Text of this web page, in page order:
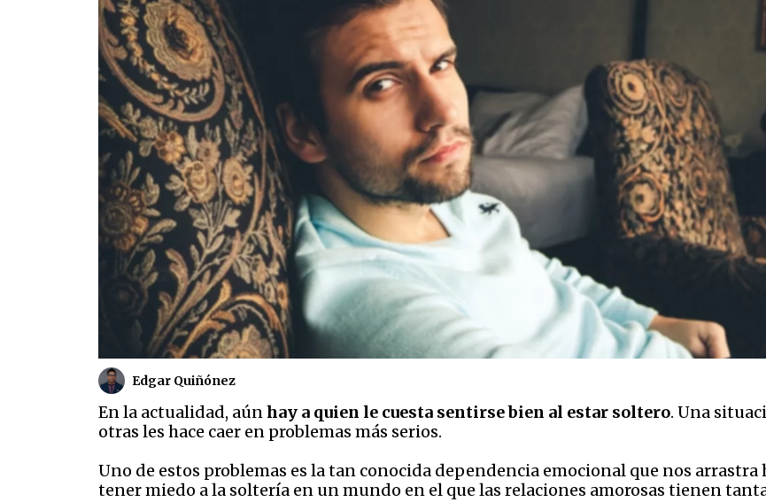
Edgar Quiñónez
En la actualidad, aúnhay a quien le cuesta sentirse bien al estar soltero. Una
otras les hace caer en problemas más serios.
Uno de estos problemas es la tan conocida dependencia emocional que nos
tener miedo a la soltería en un mundo en el que las relaciones amorosas tienen